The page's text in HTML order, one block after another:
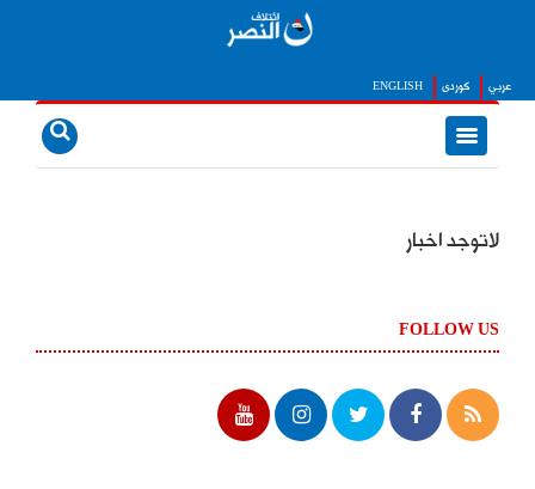
ENGLISH كوردى عربي
لاتوجد اخبار
FOLLOW US